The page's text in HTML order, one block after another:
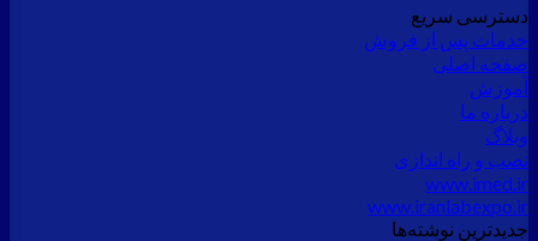
دسترسی سریع
خدمات پس از فروش
صفحه اصلی
آموزش
درباره ما
وبلاگ
نصب و راه اندازی
www.imed.ir
www.iranlabexpo.ir
جدید‌ترین نوشته‌ها